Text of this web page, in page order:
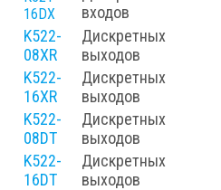
16DX
входов
K522-
08XR
Дискретных
выходов
K522-
16XR
Дискретных
выходов
K522-
08DT
Дискретных
выходов
K522-
16DT
Дискретных
выходов